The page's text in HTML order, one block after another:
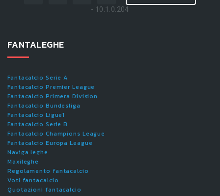
- 10.1.0.204
FANTALEGHE
Fantacalcio Serie A
Fantacalcio Premier League
Fantacalcio Primera Division
Fantacalcio Bundesliga
Fantacalcio Ligue1
Fantacalcio Serie B
Fantacalcio Champions League
Fantacalcio Europa League
Naviga leghe
Maxileghe
Regolamento fantacalcio
Voti fantacalcio
Quotazioni fantacalcio